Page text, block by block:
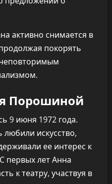
активно снимается в
покорять
Порошиной
9 июня 1972 года.
искусство,
ее интерес к
первых лет Анна
к театру, участвуя в